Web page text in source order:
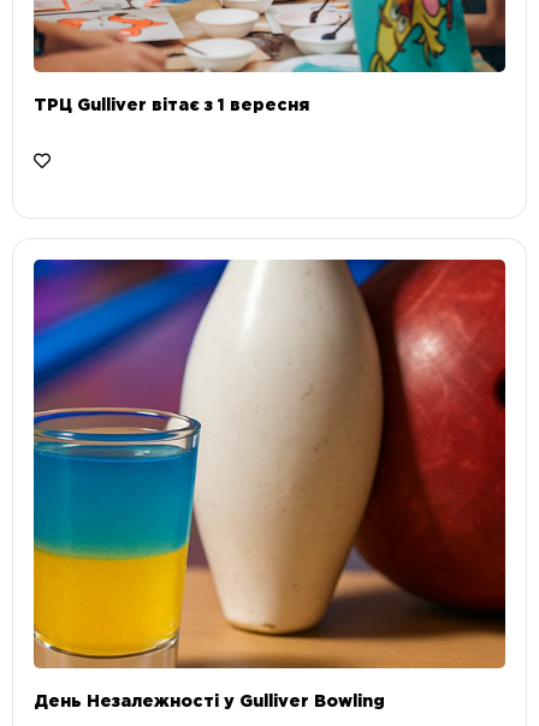
ТРЦ Gulliver вітає з 1 вересня
День Незалежності у Gulliver Bowling